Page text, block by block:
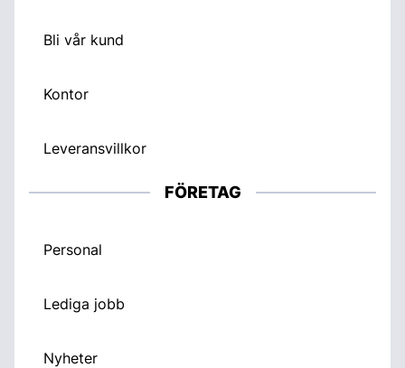
Bli vår kund
Kontor
Leveransvillkor
FÖRETAG
Personal
Lediga jobb
Nyheter